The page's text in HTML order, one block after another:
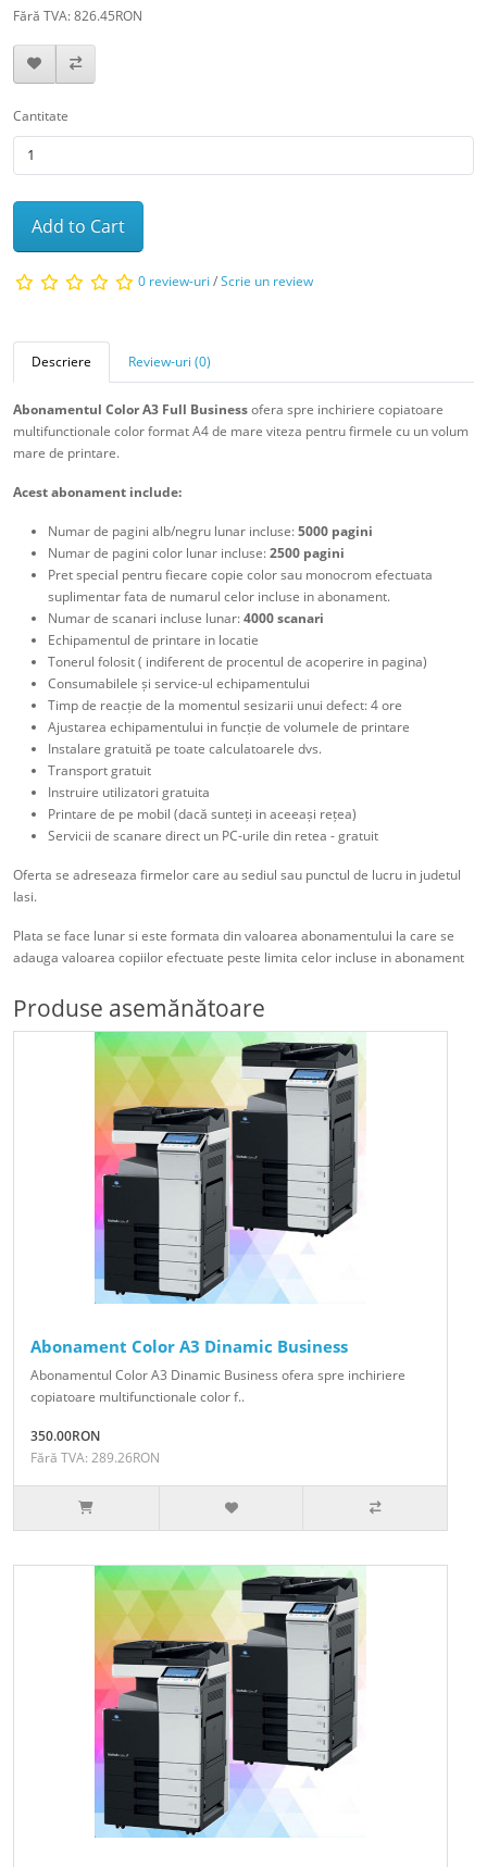
Fără TVA: 826.45RON
Cantitate
Add to Cart
0 review-uri /Scrie un review
Descriere Review-uri (0)
Abonamentul Color A3 Full Businessofera spre inchiriere copiatoare
multifunctionale color format A4 de mare viteza pentru firmele cu un volum
mare de printare.
Acest abonament include:
Numar de pagini alb/negru lunar incluse:5000 pagini
Numar de pagini color lunar incluse:2500 pagini
Pret special pentru fiecare copie color sau monocrom efectuata
suplimentar fata de numarul celor incluse in abonament.
Numar de scanari incluse lunar:4000 scanari
Echipamentul de printare in locatie
Tonerul folosit ( indiferent de procentul de acoperire in pagina)
Consumabilele și service-ul echipamentului
Timp de reacție de la momentul sesizarii unui defect: 4 ore
Ajustarea echipamentului in funcție de volumele de printare
Instalare gratuită pe toate calculatoarele dvs.
Transport gratuit
Instruire utilizatori gratuita
Printare de pe mobil (dacă sunteți in aceeași rețea)
Servicii de scanare direct un PC-urile din retea - gratuit
Oferta se adreseaza firmelor care au sediul sau punctul de lucru in judetul
Iasi.
Plata se face lunar si este formata din valoarea abonamentului la care se
adauga valoarea copiilor efectuate peste limita celor incluse in abonament
Produse asemănătoare
Abonament Color A3 Dinamic Business
Abonamentul Color A3 Dinamic Business ofera spre inchiriere
copiatoare multifunctionale color f..
350.00RON
Fără TVA: 289.26RON